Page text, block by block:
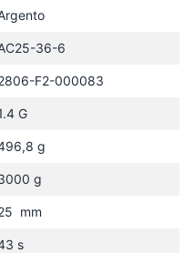
36-6
F2-000083
G
g
g
mm
s